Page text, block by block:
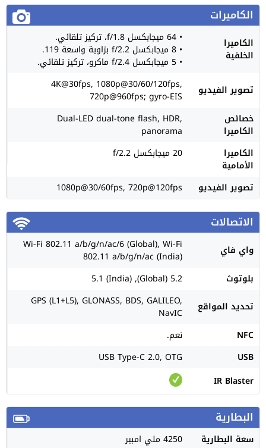
الكاميرات
الكاميرا
الخلفية
• 64 ميجابكسل f/1.8، تركيز تلقائي.
• 8 ميجابكسل f/2.2 بزاوية واسعة 119.
• 5 ميجابكسل f/2.4 ماكرو، تركيز تلقائي.
تصوير الفيديو
4K@30fps, 1080p@30/60/120fps,
720p@960fps; gyro-EIS
خصائص
الكاميرا
Dual-LED dual-tone flash, HDR,
panorama
الكاميرا
الأمامية
20 ميجابكسل f/2.2
تصوير الفيديو 1080p@30/60fps, 720p@120fps
الاتصالات
واي فاي Wi-Fi 802.11 a/b/g/n/ac/6 (Global), Wi-Fi
802.11 a/b/g/n/ac (India)
بلوتوث
5.2 (Global), 5.1 (India)
تحديد المواقع
GPS (L1+L5), GLONASS, BDS, GALILEO,
NavIC
NFC
نعم.
USB
USB Type-C 2.0, OTG
IR Blaster
البطارية
سعة البطارية
4250 ملي امبير